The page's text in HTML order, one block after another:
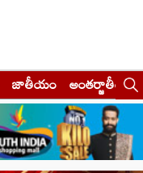
జాతీయం అంతర్జాతీయం